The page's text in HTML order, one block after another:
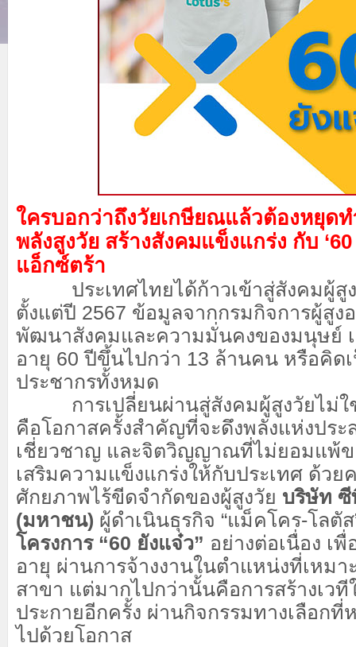
ใครบอกว่าถึงวัยเกษียณแล้วต้องหยุด
พลังสูงวัย สร้างสังคมแข็งแกร่ง กับ
แอ็กซ์ตร้า
ประเทศไทยได้ก้าวเข้าสู่สังคมผู้สู
ตั้งแต่ปี 2567 ข้อมูลจากกรมกิจการผู้สูง
พัฒนาสังคมและความมั่นคงของมนุษย์
อายุ 60 ปีขึ้นไปกว่า 13 ล้านคน หรือคิด
ประชากรทั้งหมด
การเปลี่ยนผ่านสู่สังคมผู้สูงวัยไม่ใช่
คือโอกาสครั้งสำคัญที่จะดึงพลังแห่งปร
เชี่ยวชาญ และจิตวิญญาณที่ไม่ยอมแพ้ข
เสริมความแข็งแกร่งให้กับประเทศ ด้วย
ศักยภาพไร้ขีดจำกัดของผู้สูงวัย บริษัท ซี
(มหาชน) ผู้ดำเนินธุรกิจ “แม็คโคร-โลตั
โครงการ “60 ยังแจ๋ว” อย่างต่อเนื่อง เ
อายุ ผ่านการจ้างงานในตำแหน่งที่เหม
สาขา แต่มากไปกว่านั้นคือการสร้างเวที
ประกายอีกครั้ง ผ่านกิจกรรมทางเลือกที่
ไปด้วยโอกาส